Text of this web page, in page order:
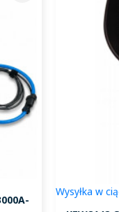
Wysyłka w